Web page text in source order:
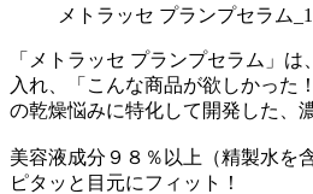
メトラッセ プランプセラム_1
「メトラッセ プランプセラム」
入れ、「こんな商品が欲しかった
の乾燥悩みに特化して開発した、
美容液成分９８％以上（精製水を
ピタッと目元にフィット！